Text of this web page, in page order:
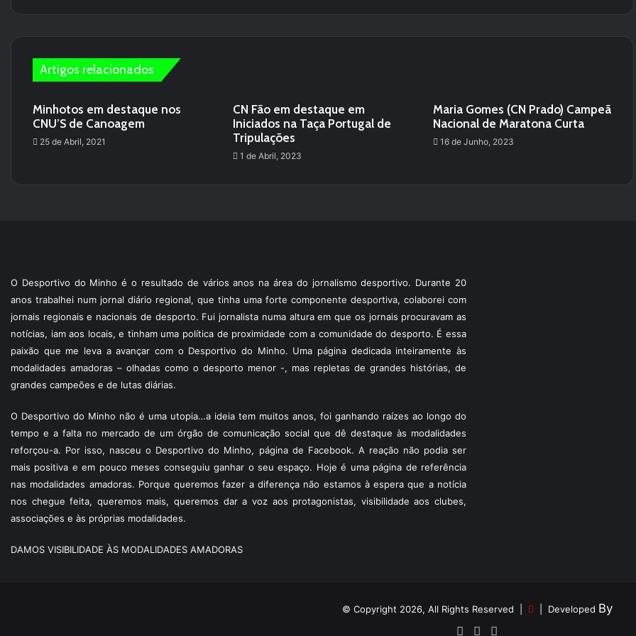
Artigos relacionados
Minhotos em destaque nos
CNU’S de Canoagem
25 de Abril, 2021
CN Fão em destaque em
Iniciados na Taça Portugal de
Tripulações
1 de Abril, 2023
Maria Gomes (CN Prado) Campeã
Nacional de Maratona Curta
16 de Junho, 2023
O Desportivo do Minho é o resultado de vários anos na área do jornalismo desportivo. Durante 20
anos trabalhei num jornal diário regional, que tinha uma forte componente desportiva, colaborei com
jornais regionais e nacionais de desporto. Fui jornalista numa altura em que os jornais procuravam as
notícias, iam aos locais, e tinham uma política de proximidade com a comunidade do desporto. É essa
paixão que me leva a avançar com o Desportivo do Minho. Uma página dedicada inteiramente às
modalidades amadoras – olhadas como o desporto menor -, mas repletas de grandes histórias, de
grandes campeões e de lutas diárias.
O Desportivo do Minho não é uma utopia…a ideia tem muitos anos, foi ganhando raízes ao longo do
tempo e a falta no mercado de um órgão de comunicação social que dê destaque às modalidades
reforçou-a. Por isso, nasceu o Desportivo do Minho, página de Facebook. A reação não podia ser
mais positiva e em pouco meses conseguiu ganhar o seu espaço. Hoje é uma página de referência
nas modalidades amadoras. Porque queremos fazer a diferença não estamos à espera que a notícia
nos chegue feita, queremos mais, queremos dar a voz aos protagonistas, visibilidade aos clubes,
associações e às próprias modalidades.
DAMOS VISIBILIDADE ÀS MODALIDADES AMADORAS
© Copyright 2026, All Rights Reserved | | Developed By
Facebook
YouTube